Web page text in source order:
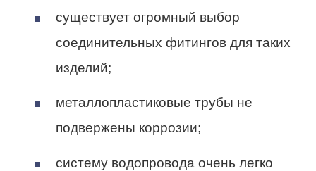
существует огромный выбор
соединительных фитингов для таких
изделий;
металлопластиковые трубы не
подвержены коррозии;
систему водопровода очень легко